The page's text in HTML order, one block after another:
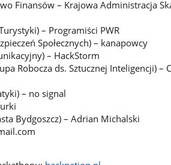
Finansów – Krajowa Administracja
– Programiści PWR
Społecznych) – kanapowcy
– HackStorm
Robocza ds. Sztucznej Inteligencji) –
– no signal
Bydgoszcz) – Adrian Michalski